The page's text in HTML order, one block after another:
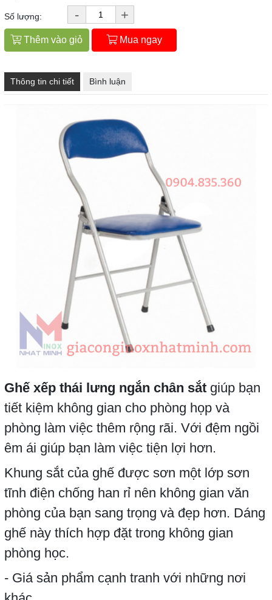
Số lượng: - +
Thêm vào giỏ Mua ngay
Thông tin chi tiết Bình luận
Ghế xếp thái lưng ngắn chân sắtgiúp bạn
tiết kiệm không gian cho phòng họp và
phòng làm việc thêm rộng rãi. Với đệm ngồi
êm ái giúp bạn làm việc tiện lợi hơn.
Khung sắt của ghế được sơn một lớp sơn
tĩnh điện chống han rỉ nên không gian văn
phòng của bạn sang trọng và đẹp hơn. Dáng
ghế này thích hợp đặt trong không gian
phòng học.
- Giá sản phẩm cạnh tranh với những nơi